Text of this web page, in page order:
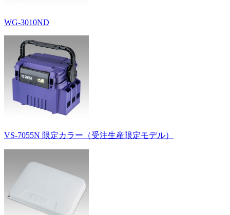
WG-3010ND
VS-7055N 限定カラー（受注生産限定モデル）